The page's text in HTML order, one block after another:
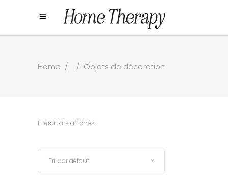
Home / / Objets de décoration
11 résultats affichés
Tri par défaut